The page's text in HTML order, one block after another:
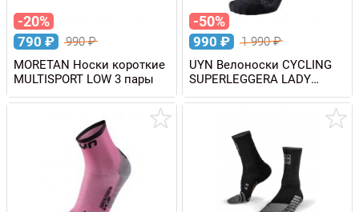
-20%
790 ₽ 990₽
MORETAN Носки короткие
MULTISPORT LOW 3 пары
-50%
990 ₽ 1 990₽
UYN Велоноски CYCLING
SUPERLEGGERA LADY
женские